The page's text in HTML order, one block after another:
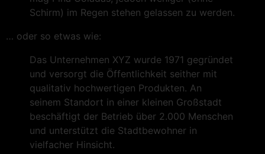
Schirm) im Regen stehen gelassen zu werden.
… oder so etwas wie:
Das Unternehmen XYZ wurde 1971 gegründet
und versorgt die Öffentlichkeit seither mit
qualitativ hochwertigen Produkten. An
seinem Standort in einer kleinen Großstadt
beschäftigt der Betrieb über 2.000 Menschen
und unterstützt die Stadtbewohner in
vielfacher Hinsicht.